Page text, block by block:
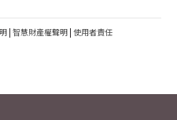
| 智慧財產權聲明 | 使用者責任